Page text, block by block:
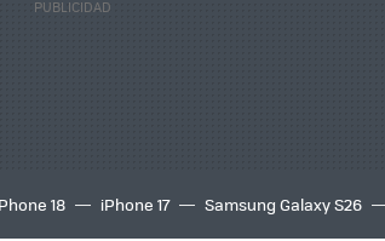
18 iPhone 17 Samsung Galaxy S26